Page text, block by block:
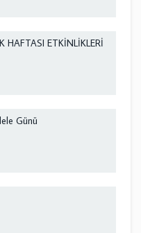
ETKİNLİKLERİ
Günü